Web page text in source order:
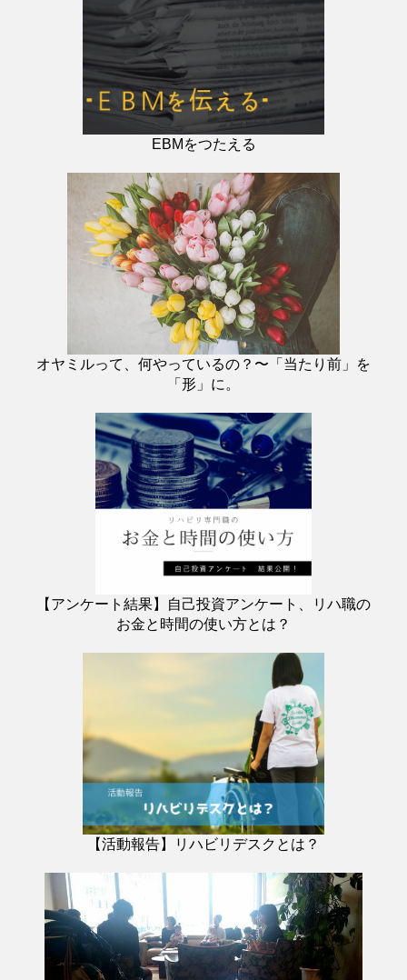
EBMをつたえる
オヤミルって、何やっているの？〜「当たり前」を
「形」に。
【アンケート結果】自己投資アンケート、リハ職の
お金と時間の使い方とは？
【活動報告】リハビリデスクとは？